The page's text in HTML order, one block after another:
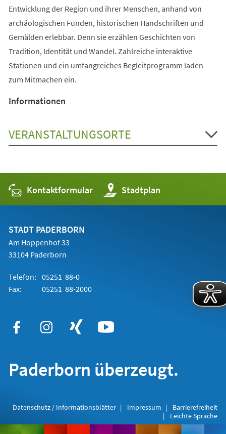
Entwicklung der Region und ihrer Menschen, anhand von
archäologischen Funden, historischen Handschriften und
Gemälden erlebbar. Denn sie erzählen Geschichten von
Tradition, Identität und Wandel. Zahlreiche interaktive
Stationen und ein umfangreiches Begleitprogramm laden
zum Mitmachen ein.
Informationen
VERANSTALTUNGSORTE
Kontaktformular Stadtplan
(Öffnet
in
einem
STADT PADERBORN
Am Hoppenhof 33
33104 Paderborn
Telefon: 05251 88-0
Fax:
05251 88-2000
Paderborn überzeugt.
Datenschutz / Informationsblätter Impressum
Barrierefreiheit
Leichte Sprache